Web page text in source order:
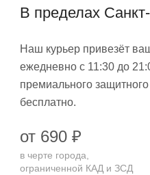
В пределах
Наш курьер привезёт
ежедневно с 11:30 до
премиального
бесплатно.
от 690 ₽
в черте города,
ограниченной КАД и ЗСД